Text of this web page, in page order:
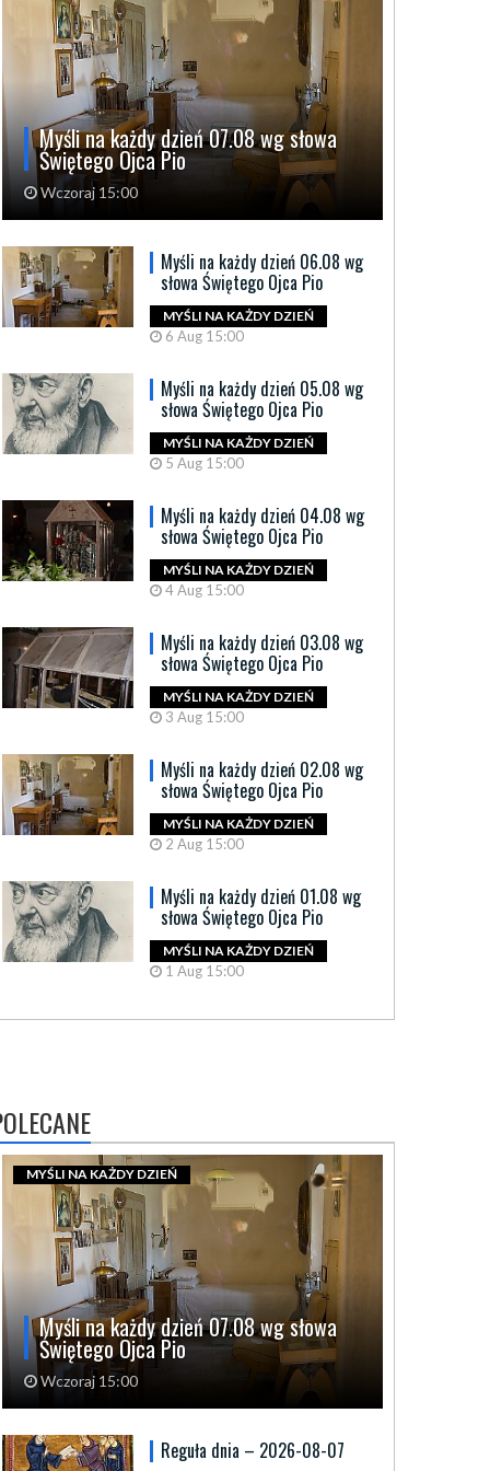
Myśli na każdy dzień 07.08 wg słowa
Świętego Ojca Pio
Wczoraj 15:00
Myśli na każdy dzień 06.08 wg
słowa Świętego Ojca Pio
MYŚLI NA KAŻDY DZIEŃ
6 Aug 15:00
Myśli na każdy dzień 05.08 wg
słowa Świętego Ojca Pio
MYŚLI NA KAŻDY DZIEŃ
5 Aug 15:00
Myśli na każdy dzień 04.08 wg
słowa Świętego Ojca Pio
MYŚLI NA KAŻDY DZIEŃ
4 Aug 15:00
Myśli na każdy dzień 03.08 wg
słowa Świętego Ojca Pio
MYŚLI NA KAŻDY DZIEŃ
3 Aug 15:00
Myśli na każdy dzień 02.08 wg
słowa Świętego Ojca Pio
MYŚLI NA KAŻDY DZIEŃ
2 Aug 15:00
Myśli na każdy dzień 01.08 wg
słowa Świętego Ojca Pio
MYŚLI NA KAŻDY DZIEŃ
1 Aug 15:00
Myśli na każdy dzień 07.08 wg słowa
Świętego Ojca Pio
Wczoraj 15:00
MYŚLI NA KAŻDY DZIEŃ
Reguła dnia – 2026-08-07